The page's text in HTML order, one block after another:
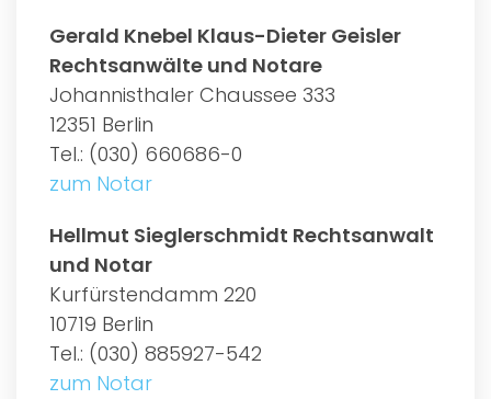
Gerald Knebel Klaus-Dieter Geisler
Rechtsanwälte und Notare
Johannisthaler Chaussee 333
12351 Berlin
Tel.: (030) 660686-0
zum Notar
Hellmut Sieglerschmidt Rechtsanwalt
und Notar
Kurfürstendamm 220
10719 Berlin
Tel.: (030) 885927-542
zum Notar